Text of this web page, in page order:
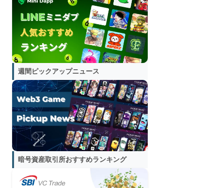
週間ピックアップニュース
暗号資産取引所おすすめランキング